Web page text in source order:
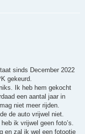
sinds December 2022
gekeurd.
Ik heb hem gekocht
een aantal jaar in
niet meer rijden.
de auto vrijwel niet.
ik vrijwel geen foto’s.
en zal ik wel een fotootje